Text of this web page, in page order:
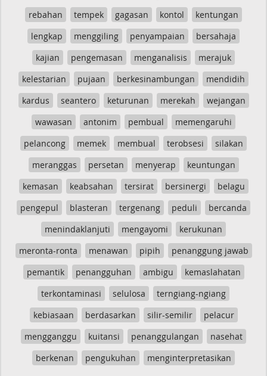
rebahan tempek gagasan kontol
kentungan
lengkap
menggiling penyampaian
bersahaja
kajian
pengemasan menganalisis
merajuk
kelestarian
pujaan berkesinambungan
mendidih
kardus
seantero keturunan merekah
wejangan
wawasan
antonim pembual
memengaruhi
pelancong
memek membual terobsesi
silakan
meranggas
persetan menyerap
keuntungan
kemasan
keabsahan tersirat bersinergi
belagu
pengepul
blasteran tergenang peduli
bercanda
menindaklanjuti
mengayomi
kerukunan
meronta-ronta
menawan pipih
penanggung jawab
pemantik
penangguhan ambigu
kemaslahatan
terkontaminasi
selulosa
terngiang-ngiang
kebiasaan
berdasarkan silir-semilir
pelacur
mengganggu
kuitansi penanggulangan
nasehat
berkenan
pengukuhan menginterpretasikan